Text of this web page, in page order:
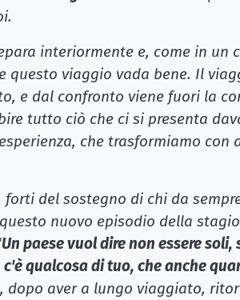
interiormente e, come in un
questo viaggio vada bene. Il
e dal confronto viene fuori la
tutto ciò che ci si presenta
che trasformiamo con
del sostegno di chi da
nuovo episodio della
Un paese vuol dire non essere soli,
qualcosa di tuo, che anche
dopo aver a lungo viaggiato,